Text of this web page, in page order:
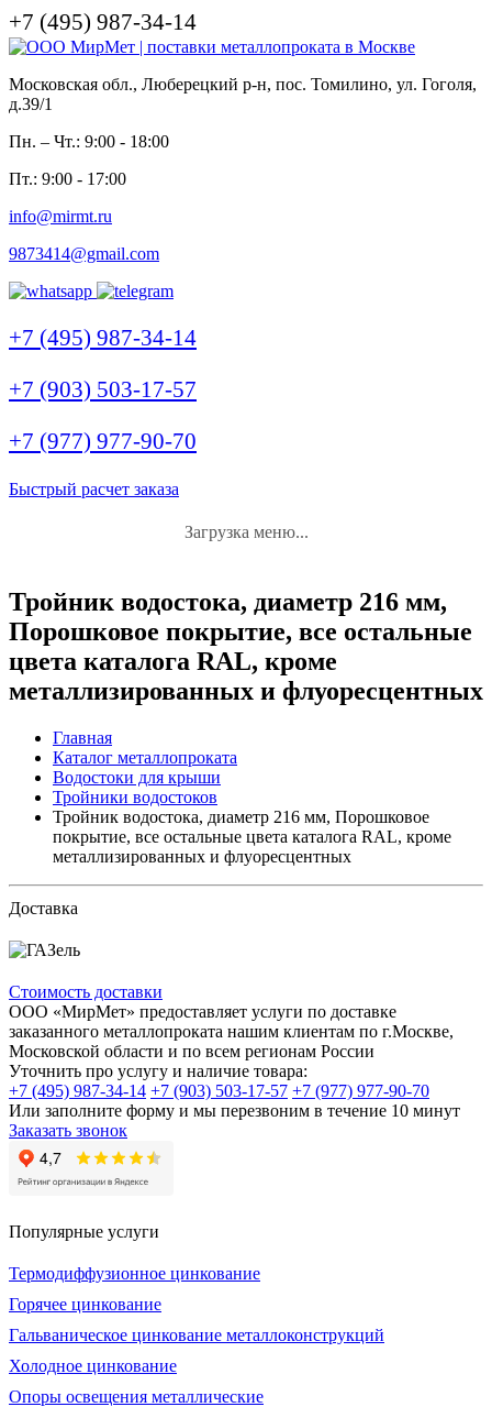
+7 (495) 987-34-14
Московская обл., Люберецкий р-н, пос. Томилино, ул. Гоголя,
д.39/1
Пн. – Чт.: 9:00 - 18:00
Пт.: 9:00 - 17:00
info@mirmt.ru
9873414@gmail.com
+7 (495) 987-34-14
+7 (903) 503-17-57
+7 (977) 977-90-70
Быстрый расчет заказа
Загрузка меню...
Тройник водостока, диаметр 216 мм,
Порошковое покрытие, все остальные
цвета каталога RAL, кроме
металлизированных и флуоресцентных
Главная
Каталог металлопроката
Водостоки для крыши
Тройники водостоков
Тройник водостока, диаметр 216 мм, Порошковое
покрытие, все остальные цвета каталога RAL, кроме
металлизированных и флуоресцентных
Доставка
Стоимость доставки
ООО «МирМет» предоставляет услуги по доставке
заказанного металлопроката нашим клиентам по г.Москве,
Московской области и по всем регионам России
Уточнить про услугу и наличие товара:
+7 (495) 987-34-14 +7 (903) 503-17-57 +7 (977) 977-90-70
Или заполните форму и мы перезвоним в течение 10 минут
Заказать звонок
Популярные услуги
Термодиффузионное цинкование
Горячее цинкование
Гальваническое цинкование металлоконструкций
Холодное цинкование
Опоры освещения металлические